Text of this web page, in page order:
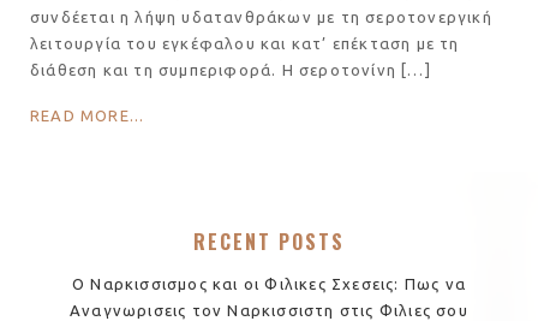
συνδέεται η λήψη υδατανθράκων με τη σεροτονεργική
λειτουργία του εγκέφαλου και κατ’ επέκταση με τη
διάθεση και τη συμπεριφορά. Η σεροτονίνη […]
READ MORE...
RECENT POSTS
Ο Ναρκισσισμος και οι Φιλικες Σχεσεις: Πως να
Αναγνωρισεις τον Ναρκισσιστη στις Φιλιες σου